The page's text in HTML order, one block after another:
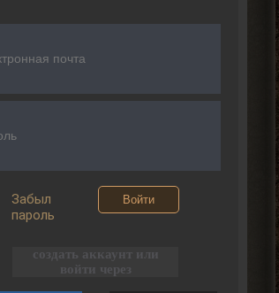
Забыл
пароль
Войти
создать аккаунт или
войти через